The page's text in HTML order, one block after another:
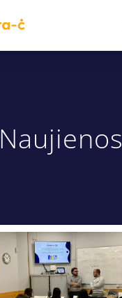
Naujienos